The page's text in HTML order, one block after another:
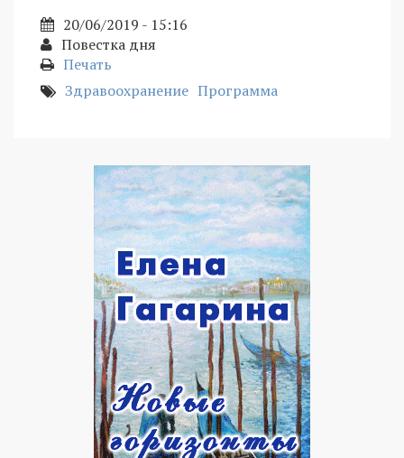
20/06/2019 - 15:16
Повестка дня
Печать
Здравоохранение Программа